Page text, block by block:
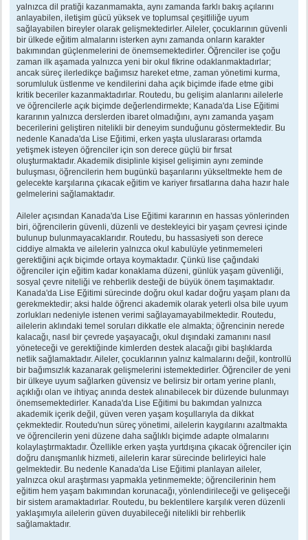
yalnızca dil pratiği kazanmamakta, aynı zamanda farklı bakış açılarını
anlayabilen, iletişim gücü yüksek ve toplumsal çeşitliliğe uyum
sağlayabilen bireyler olarak gelişmektedirler. Aileler, çocuklarının güvenli
bir ülkede eğitim almalarını isterken aynı zamanda onların karakter
bakımından güçlenmelerini de önemsemektedirler. Öğrenciler ise çoğu
zaman ilk aşamada yalnızca yeni bir okul fikrine odaklanmaktadırlar;
ancak süreç ilerledikçe bağımsız hareket etme, zaman yönetimi kurma,
sorumluluk üstlenme ve kendilerini daha açık biçimde ifade etme gibi
kritik beceriler kazanmaktadırlar. Routedu, bu gelişim alanlarını ailelerle
ve öğrencilerle açık biçimde değerlendirmekte; Kanada'da Lise Eğitimi
kararının yalnızca derslerden ibaret olmadığını, aynı zamanda yaşam
becerilerini geliştiren nitelikli bir deneyim sunduğunu göstermektedir. Bu
nedenle Kanada'da Lise Eğitimi, erken yaşta uluslararası ortamda
yetişmek isteyen öğrenciler için son derece güçlü bir fırsat
oluşturmaktadır. Akademik disiplinle kişisel gelişimin aynı zeminde
buluşması, öğrencilerin hem bugünkü başarılarını yükseltmekte hem de
gelecekte karşılarına çıkacak eğitim ve kariyer fırsatlarına daha hazır hale
gelmelerini sağlamaktadır.
Aileler açısından Kanada'da Lise Eğitimi kararının en hassas yönlerinden
biri, öğrencilerin güvenli, düzenli ve destekleyici bir yaşam çevresi içinde
bulunup bulunmayacaklarıdır. Routedu, bu hassasiyeti son derece
ciddiye almakta ve ailelerin yalnızca okul kabulüyle yetinmemeleri
gerektiğini açık biçimde ortaya koymaktadır. Çünkü lise çağındaki
öğrenciler için eğitim kadar konaklama düzeni, günlük yaşam güvenliği,
sosyal çevre niteliği ve rehberlik desteği de büyük önem taşımaktadır.
Kanada'da Lise Eğitimi sürecinde doğru okul kadar doğru yaşam planı da
gerekmektedir; aksi halde öğrenci akademik olarak yeterli olsa bile uyum
zorlukları nedeniyle istenen verimi sağlayamayabilmektedir. Routedu,
ailelerin aklındaki temel soruları dikkatle ele almakta; öğrencinin nerede
kalacağı, nasıl bir çevrede yaşayacağı, okul dışındaki zamanını nasıl
yöneteceği ve gerektiğinde kimlerden destek alacağı gibi başlıklarda
netlik sağlamaktadır. Aileler, çocuklarının yalnız kalmalarını değil, kontrollü
bir bağımsızlık kazanarak gelişmelerini istemektedirler. Öğrenciler de yeni
bir ülkeye uyum sağlarken güvensiz ve belirsiz bir ortam yerine planlı,
açıklığı olan ve ihtiyaç anında destek alınabilecek bir düzende bulunmayı
önemsemektedirler. Kanada'da Lise Eğitimi bu bakımdan yalnızca
akademik içerik değil, güven veren yaşam koşullarıyla da dikkat
çekmektedir. Routedu'nun süreç yönetimi, ailelerin kaygılarını azaltmakta
ve öğrencilerin yeni düzene daha sağlıklı biçimde adapte olmalarını
kolaylaştırmaktadır. Özellikle erken yaşta yurtdışına çıkacak öğrenciler için
doğru danışmanlık hizmeti, ailelerin karar sürecinde belirleyici hale
gelmektedir. Bu nedenle Kanada'da Lise Eğitimi planlayan aileler,
yalnızca okul araştırması yapmakla yetinmemekte; öğrencilerinin hem
eğitim hem yaşam bakımından korunacağı, yönlendirileceği ve gelişeceği
bir sistem aramaktadırlar. Routedu, bu beklentilere karşılık veren düzenli
yaklaşımıyla ailelerin güven duyabileceği nitelikli bir rehberlik
sağlamaktadır.